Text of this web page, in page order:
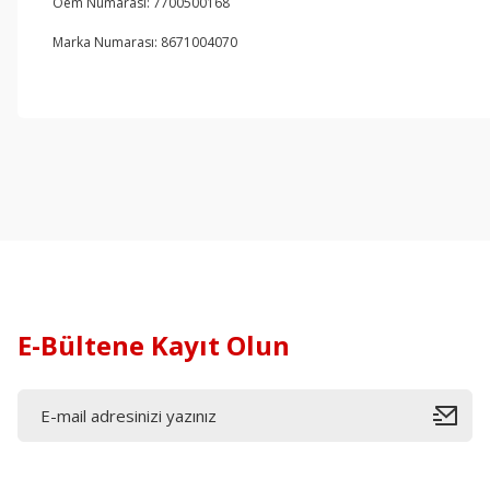
Marka Numarası: 8671004070
E-Bültene Kayıt Olun